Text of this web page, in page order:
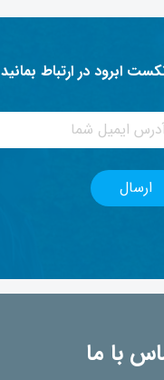
ابرود در ارتباط بمانید
با ما